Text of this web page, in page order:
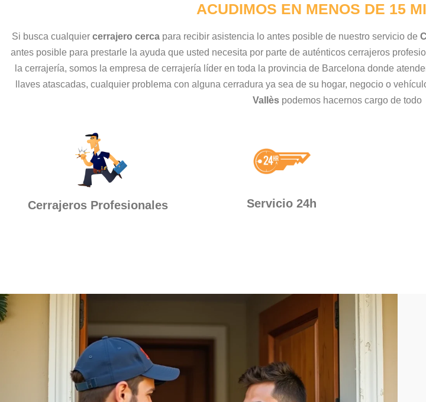
ACUDIMOS EN MENOS DE 15
Si busca cualquier cerrajero cercapara recibir asistencia lo antes posible de nuestro servicio de
antes posible para prestarle la ayuda que usted necesita por parte de auténticos cerrajeros
la cerrajería, somos la empresa de cerrajería líder en toda la provincia de Barcelona donde
llaves atascadas, cualquier problema con alguna cerradura ya sea de su hogar, negocio o
Vallès podemos hacernos cargo de todo
Cerrajeros Profesionales Servicio 24h